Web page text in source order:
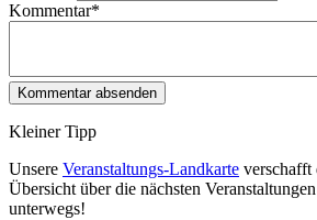
Kommentar*
Kleiner Tipp
Unsere Veranstaltungs-Landkarte verschafft
Übersicht über die nächsten
unterwegs!